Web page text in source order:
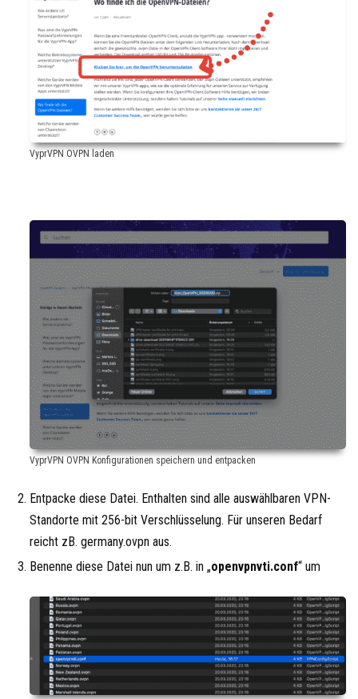
VyprVPN OVPN laden
VyprVPN OVPN Konfigurationen speichern und entpacken
Entpacke diese Datei. Enthalten sind alle auswählbaren VPN-
Standorte mit 256-bit Verschlüsselung. Für unseren Bedarf
reicht zB. germany.ovpn aus.
Benenne diese Datei nun um z.B. in „openvpnvti.conf“ um